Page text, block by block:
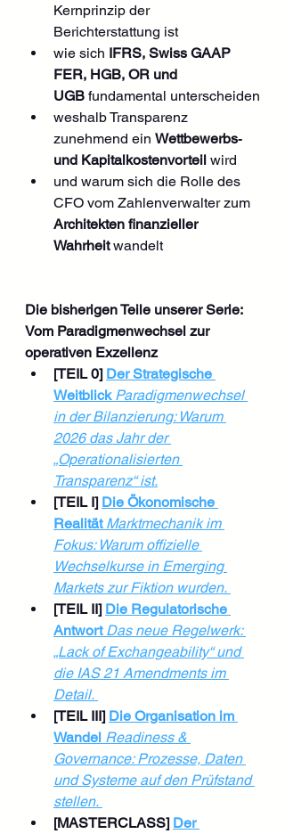
Kernprinzip der
Berichterstattung ist
wie sich IFRS, Swiss GAAP
FER, HGB, OR und
UGB fundamental unterscheiden
weshalb Transparenz
zunehmend ein Wettbewerbs‑
und Kapitalkostenvorteil wird
und warum sich die Rolle des
CFO vom Zahlenverwalter zum
Architekten finanzieller
Wahrheit wandelt
Die bisherigen Teile unserer Serie:
Vom Paradigmenwechsel zur
operativen Exzellenz
[TEIL 0] Der Strategische
Weitblick Paradigmenwechsel
in der Bilanzierung: Warum
2026 das Jahr der
„Operationalisierten
Transparenz“ ist.
[TEIL I] Die Ökonomische
Realität Marktmechanik im
Fokus: Warum offizielle
Wechselkurse in Emerging
Markets zur Fiktion wurden.
[TEIL II] Die Regulatorische
Antwort Das neue Regelwerk:
„Lack of Exchangeability“ und
die IAS 21 Amendments im
Detail.
[TEIL III] Die Organisation im
Wandel Readiness &
Governance: Prozesse, Daten
und Systeme auf den Prüfstand
stellen.
[MASTERCLASS] Der